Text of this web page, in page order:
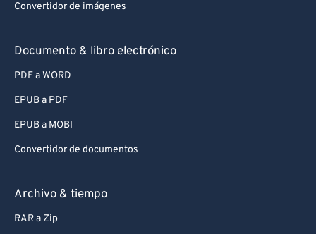
Convertidor de imágenes
Documento & libro electrónico
PDF a WORD
EPUB a PDF
EPUB a MOBI
Convertidor de documentos
Archivo & tiempo
RAR a Zip